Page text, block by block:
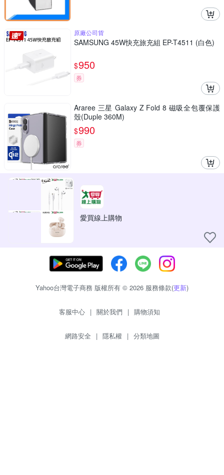
原廠公司貨
SAMSUNG 45W快充旅充組 EP-T4511 (白色)
$950
券
Araree 三星 Galaxy Z Fold 8 磁吸全包覆保護
殼(Duple 360M)
$990
券
愛買線上購物
Yahoo台灣電子商務 版權所有 © 2026 服務條款(更新)
客服中心 | 關於我們 | 購物須知
網路安全 | 隱私權 | 分類地圖